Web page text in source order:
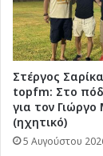
στη
Ρόδο
Στέργος
topfm: Στο
για τον
(ηχητικό)
5 Αυγούστου